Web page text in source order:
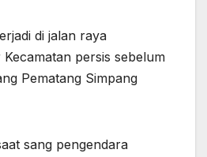
di jalan raya
persis sebelum
Pematang Simpang
sang pengendara